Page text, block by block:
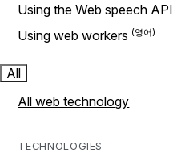
Using the Web speech API
Using web workers
All
All web technology
TECHNOLOGIES